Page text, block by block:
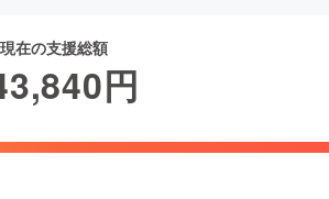
現在の支援総額
円